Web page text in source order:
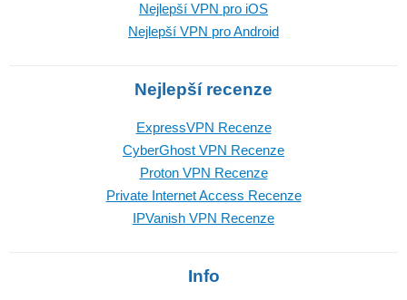
Nejlepší VPN pro iOS
Nejlepší VPN pro Android
Nejlepší recenze
ExpressVPN Recenze
CyberGhost VPN Recenze
Proton VPN Recenze
Private Internet Access Recenze
IPVanish VPN Recenze
Info